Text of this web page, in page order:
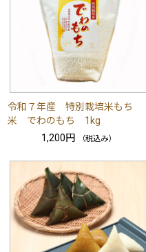
令和７年産 特別栽培米もち
米 でわのもち 1kg
1,200円
（税込み）